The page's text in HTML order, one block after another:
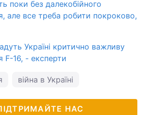
поки без далекобійного
але все треба робити покроково,
Україні критично важливу
F-16, - експерти
війна в Україні
НАС